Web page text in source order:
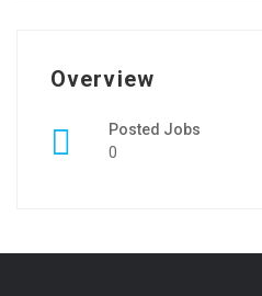
Overview
Posted Jobs
0